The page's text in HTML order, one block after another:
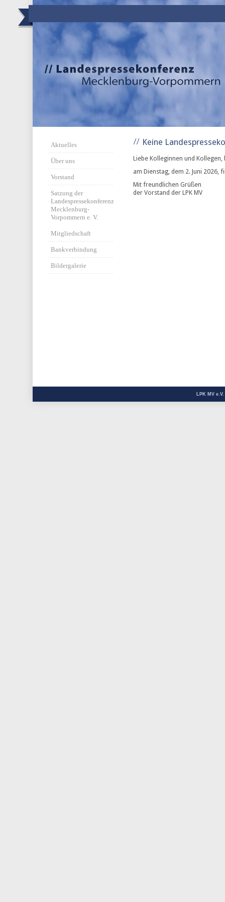
Aktuelles
Über uns
Vorstand
Satzung der
Landespressekonferenz
Mecklenburg-
Vorpommern e. V.
Mitgliedschaft
Bankverbindung
Bildergalerie
Keine
Liebe Kolleginnen und
am Dienstag, dem 2. Juni 2026,
Mit freundlichen Grüßen
der Vorstand der LPK MV
LPK MV e.V.